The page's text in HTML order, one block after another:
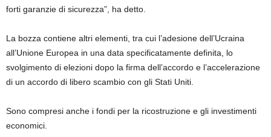
forti garanzie di sicurezza”, ha detto.
La bozza contiene altri elementi, tra cui l’adesione dell’Ucraina
all’Unione Europea in una data specificatamente definita, lo
svolgimento di elezioni dopo la firma dell’accordo e l’accelerazione
di un accordo di libero scambio con gli Stati Uniti.
Sono compresi anche i fondi per la ricostruzione e gli investimenti
economici.